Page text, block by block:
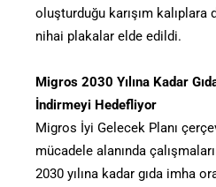
oluşturduğu karışım kalıplara
nihai plakalar elde edildi.
Migros 2030 Yılına Kadar
İndirmeyi Hedefliyor
Migros İyi Gelecek Planı
mücadele alanında
2030 yılına kadar gıda imha